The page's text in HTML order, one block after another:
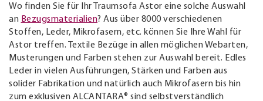
Wo finden Sie für Ihr Traumsofa Astor eine solche Auswahl
an Bezugsmaterialien? Aus über 8000 verschiedenen
Stoffen, Leder, Mikrofasern, etc. können Sie Ihre Wahl für
Astor treffen. Textile Bezüge in allen möglichen Webarten,
Musterungen und Farben stehen zur Auswahl bereit. Edles
Leder in vielen Ausführungen, Stärken und Farben aus
solider Fabrikation und natürlich auch Mikrofasern bis hin
zum exklusiven ALCANTARA® sind selbstverständlich